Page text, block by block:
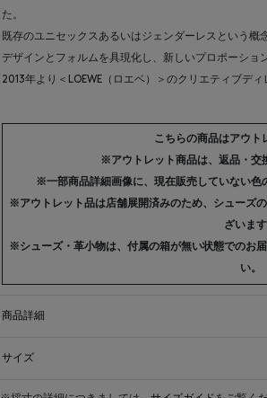
た。
既存のユニセックスあるいはジェンダーレスという
デザインとフォルムを具現化し、新しいプロポーショ
2013年より＜LOEWE（ロエベ）＞のクリエティブデ
こちらの商品はアウト
※アウトレット商品は、返品・交
※一部商品詳細画像に、現在販売していない色
※アウトレット品は店舗展開済みのため、シューズ
ざいます
※シューズ・革小物は、付属の箱が無い状態でのお
い。
商品詳細
サイズ